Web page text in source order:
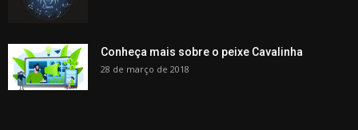
Conheça mais sobre o peixe Cavalinha
28 de março de 2018